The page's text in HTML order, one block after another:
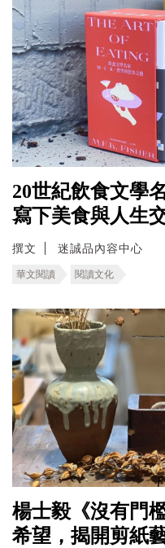
20世紀飲食文學
寫下美食與人生
撰文 迷誠品內容中心
華文閱讀 閱讀文化
楊士毅《沒有門
希望，揭開剪紙